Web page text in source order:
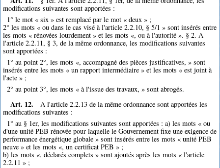
modifications suivantes sont apportées :
1° le mot « six » est remplacé par le mot « deux » ;
2° les mots « ou dans le cas visé à l'article 2.2.10, § 5/1 » sont insérés entre
les mots « rénovées lourdement » et les mots «, ou à l'autorité ». § 2. A
l'article 2.2.11, § 3, de la même ordonnance, les modifications suivantes
sont apportées :
1° au point 2°, les mots «, accompagné des pièces justificatives, » sont
insérés entre les mots « un rapport intermédiaire » et les mots « est joint à
l'acte » ;
2° au point 3°, les mots « à l'issue des travaux, » sont abrogés.
Art. 12.
A l'article 2.2.13 de la même ordonnance sont apportées les
modifications suivantes :
1° au § 1er, les modifications suivantes sont apportées : a) les mots « ou
d'une unité PEB rénovée pour laquelle le Gouvernement fixe une exigence de
performance énergétique globale » sont insérés entre les mots « unité PEB
neuve » et les mots «, un certificat PEB » ;
b) les mots «, déclarés complets » sont ajoutés après les mots « l'article
2.2.11 » ;